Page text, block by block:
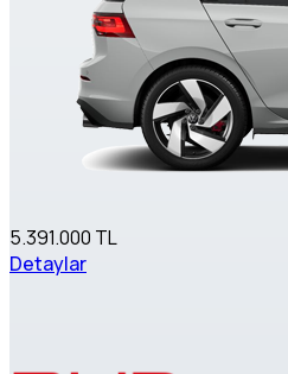
5.391.000 TL
Detaylar